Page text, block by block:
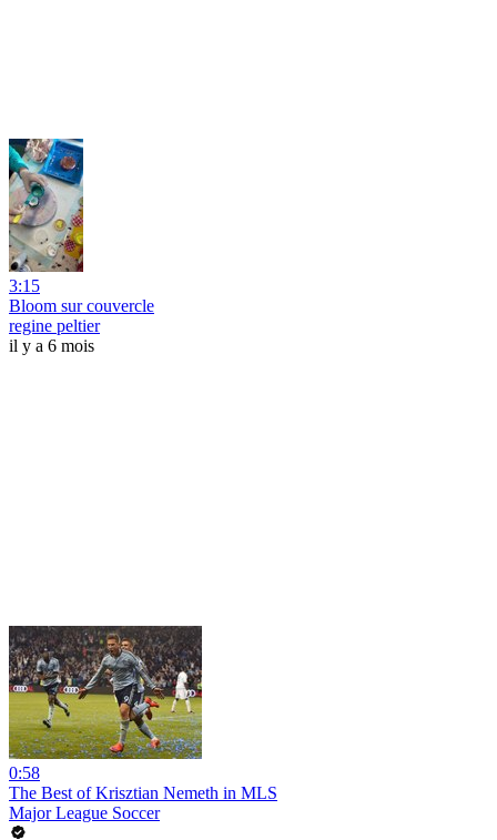
3:15
Bloom sur couvercle
regine peltier
il y a 6 mois
0:58
The Best of Krisztian Nemeth in MLS
Major League Soccer